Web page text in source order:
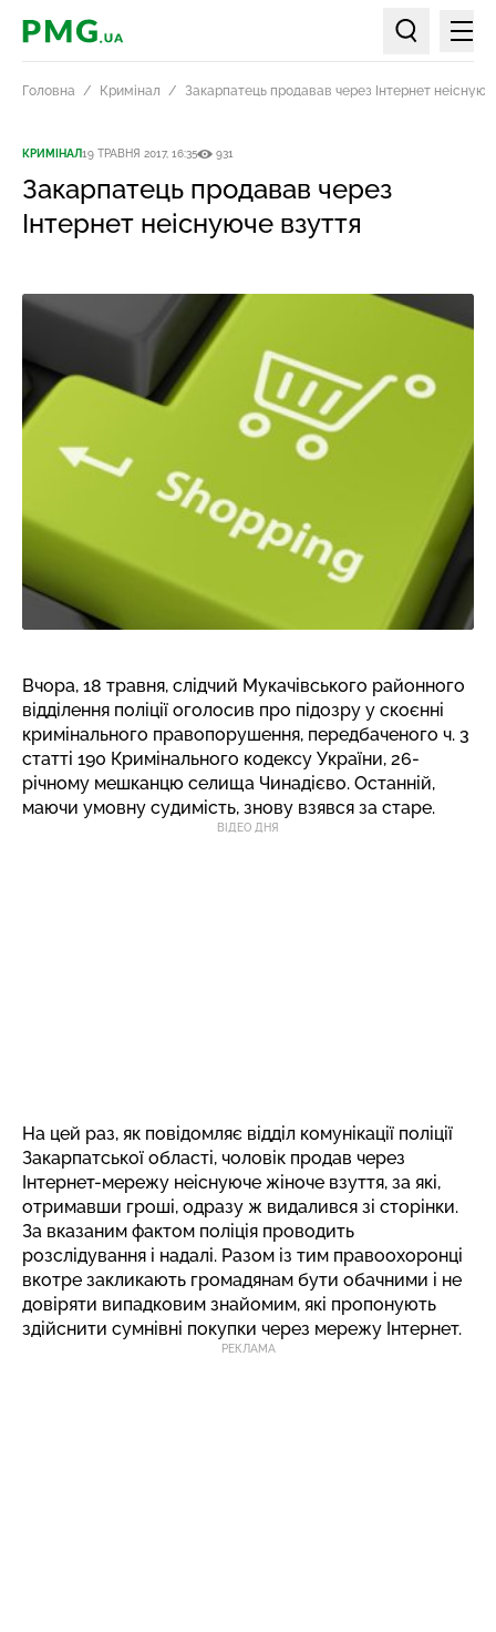
PMG.ua
Пошук по
Головна Кримінал Закарпатець продавав через Інтернет
КРИМІНАЛ19 ТРАВНЯ 2017, 16:35 931
Закарпатець продавав через
Інтернет неіснуюче взуття
Вчора, 18 травня, слідчий Мукачівського районного
відділення поліції оголосив про підозру у скоєнні
кримінального правопорушення, передбаченого ч. 3
статті 190 Кримінального кодексу України, 26-
річному мешканцю селища Чинадієво. Останній,
маючи умовну судимість, знову взявся за старе.
ВІДЕО ДНЯ
На цей раз, як повідомляє відділ комунікації поліції
Закарпатської області, чоловік продав через
Інтернет-мережу неіснуюче жіноче взуття, за які,
отримавши гроші, одразу ж видалився зі сторінки.
За вказаним фактом поліція проводить
розслідування і надалі. Разом із тим правоохоронці
вкотре закликають громадянам бути обачними і не
довіряти випадковим знайомим, які пропонують
здійснити сумнівні покупки через мережу Інтернет.
РЕКЛАМА